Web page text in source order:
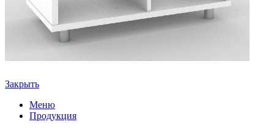
Закрыть
Меню
Продукция